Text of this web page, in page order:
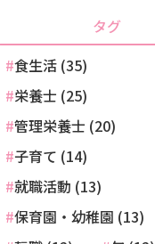
タグ
食生活 (35)
栄養士 (25)
管理栄養士 (20)
子育て (14)
就職活動 (13)
保育園・幼稚園 (13)